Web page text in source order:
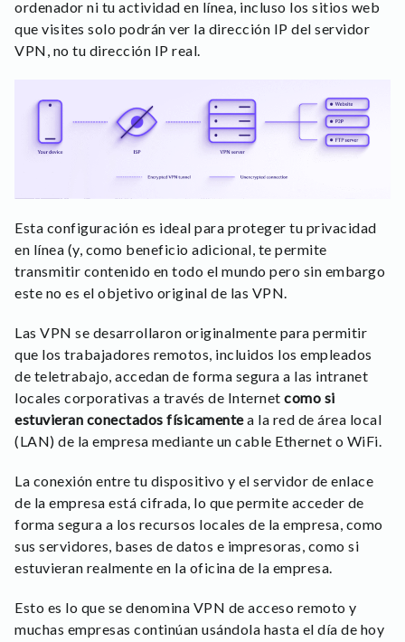
ordenador ni tu actividad en línea, incluso los sitios web
que visites solo podrán ver la dirección IP del servidor
VPN, no tu dirección IP real.
Esta configuración es ideal para proteger tu privacidad
en línea (y, como beneficio adicional, te permite
transmitir contenido en todo el mundo pero sin embargo
este no es el objetivo original de las VPN.
Las VPN se desarrollaron originalmente para permitir
que los trabajadores remotos, incluidos los empleados
de teletrabajo, accedan de forma segura a las intranet
locales corporativas a través de Internet como si
estuvieran conectados físicamentea la red de área local
(LAN) de la empresa mediante un cable Ethernet o WiFi.
La conexión entre tu dispositivo y el servidor de enlace
de la empresa está cifrada, lo que permite acceder de
forma segura a los recursos locales de la empresa, como
sus servidores, bases de datos e impresoras, como si
estuvieran realmente en la oficina de la empresa.
Esto es lo que se denomina VPN de acceso remoto y
muchas empresas continúan usándola hasta el día de hoy